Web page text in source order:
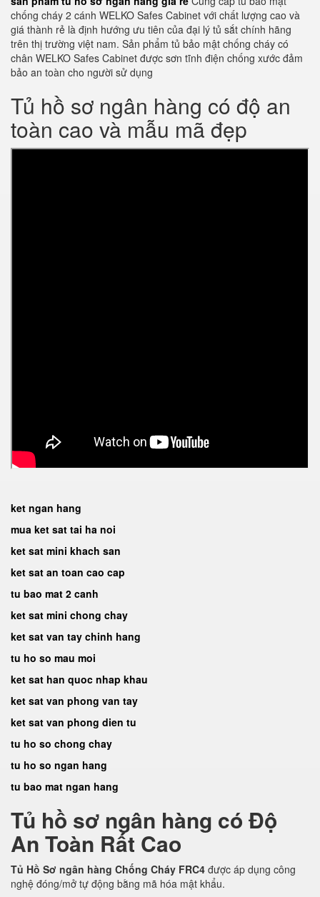
chống cháy 2 cánh WELKO Safes Cabinet với chất lượng cao và
giá thành rẻ là định hướng ưu tiên của đại lý tủ sắt chính hãng
trên thị trường việt nam. Sản phẩm tủ bảo mật chống cháy có
chân WELKO Safes Cabinet được sơn tĩnh điện chống xước đảm
bảo an toàn cho người sử dụng
Tủ hồ sơ ngân hàng có độ an
toàn cao và mẫu mã đẹp
ket ngan hang
mua ket sat tai ha noi
ket sat mini khach san
ket sat an toan cao cap
tu bao mat 2 canh
ket sat mini chong chay
ket sat van tay chinh hang
tu ho so mau moi
ket sat han quoc nhap khau
ket sat van phong van tay
ket sat van phong dien tu
tu ho so chong chay
tu ho so ngan hang
tu bao mat ngan hang
Tủ hồ sơ ngân hàng có Độ
An Toàn Rất Cao
Tủ Hồ Sơ ngân hàng Chống Cháy FRC4 được áp dụng công
nghệ đóng/mở tự động bằng mã hóa mật khẩu.